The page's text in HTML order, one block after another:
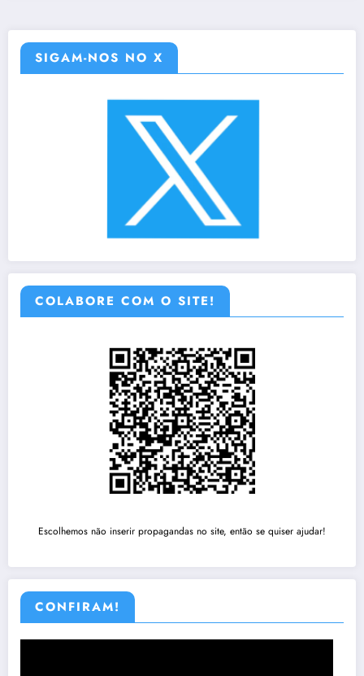
SIGAM-NOS NO X
COLABORE COM O SITE!
Escolhemos não inserir propagandas no site, então se quiser ajudar!
CONFIRAM!